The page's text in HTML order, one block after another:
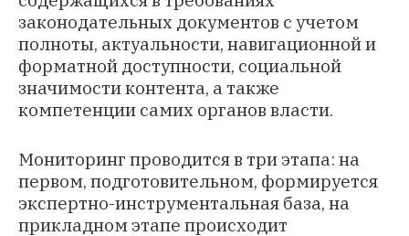
законодательных документов с учетом
полноты, актуальности, навигационной и
форматной доступности, социальной
значимости контента, а также
компетенции самих органов власти.
Мониторинг проводится в три этапа: на
первом, подготовительном, формируется
экспертно-инструментальная база, на
прикладном этапе происходит